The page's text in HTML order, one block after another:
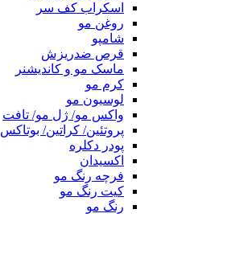
اسکراب کف سر
روغن مو
شامپو
قرص ضدریزش
ماسک مو و کاندیشنر
کرم مو
لوسیون مو
واکس مو/ ژل مو/ تافت
پروتئین/ کراتین/ بوتاکس
پودر دکلره
اکسیدان
فرچه رنگ مو
کیت رنگ مو
رنگ مو